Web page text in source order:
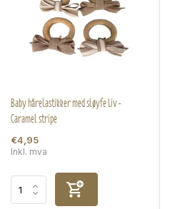
Baby hårelastikker med sløyfe Liv -
Caramel stripe
€4,95
Inkl. mva